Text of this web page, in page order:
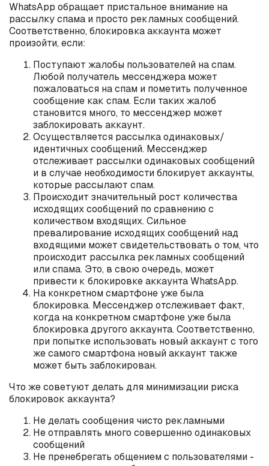
WhatsApp обращает пристальное внимание на
рассылку спама и просто рекламных сообщений.
Соответственно, блокировка аккаунта может
произойти, если:
Поступают жалобы пользователей на спам.
Любой получатель мессенджера может
пожаловаться на спам и пометить полученное
сообщение как спам. Если таких жалоб
становится много, то мессенджер может
заблокировать аккаунт.
Осуществляется рассылка одинаковых/
идентичных сообщений. Мессенджер
отслеживает рассылки одинаковых сообщений
и в случае необходимости блокирует аккаунты,
которые рассылают спам.
Происходит значительный рост количества
исходящих сообщений по сравнению с
количеством входящих. Сильное
превалирование исходящих сообщений над
входящими может свидетельствовать о том, что
происходит рассылка рекламных сообщений
или спама. Это, в свою очередь, может
привести к блокировке аккаунта WhatsApp.
На конкретном смартфоне уже была
блокировка. Мессенджер отслеживает факт,
когда на конкретном смартфоне уже была
блокировка другого аккаунта. Соответственно,
при попытке использовать новый аккаунт с того
же самого смартфона новый аккаунт также
может быть заблокирован.
Что же советуют делать для минимизации риска
блокировок аккаунта?
Не делать сообщения чисто рекламными
Не отправлять много совершенно одинаковых
сообщений
Не пренебрегать общением с пользователями -